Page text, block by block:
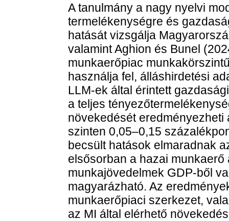
A tanulmány a nagy nyelvi
termelékenységre és
hatását vizsgálja
valamint Aghion és Bunel
munkaerőpiac
használja fel, álláshirdetési
LLM-ek által érintett
a teljes
növekedését
szinten 0,05–0,15
becsült hatások elmaradnak
elsősorban a hazai
munkajövedelmek GDP-ből
magyarázható. Az
munkaerőpiaci szerkezet,
az MI által elérhető